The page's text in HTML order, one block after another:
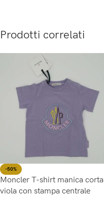
Prodotti correlati
-50%
Moncler T-shirt manica corta
viola con stampa centrale